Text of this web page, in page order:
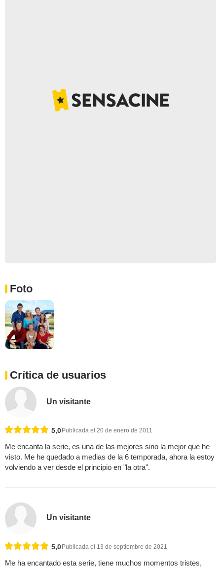
Foto
Crítica de usuarios
Un visitante
5,0 Publicada el 20 de enero de 2011
Me encanta la serie, es una de las mejores sino la mejor que he
visto. Me he quedado a medias de la 6 temporada, ahora la estoy
volviendo a ver desde el principio en "la otra".
Un visitante
5,0Publicada el 13 de septiembre de 2021
Me ha encantado esta serie, tiene muchos momentos tristes,